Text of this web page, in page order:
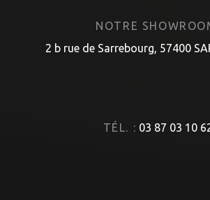
NOTRE
2 b rue de Sarrebourg, 57400
TÉL. : 03 87 03 10